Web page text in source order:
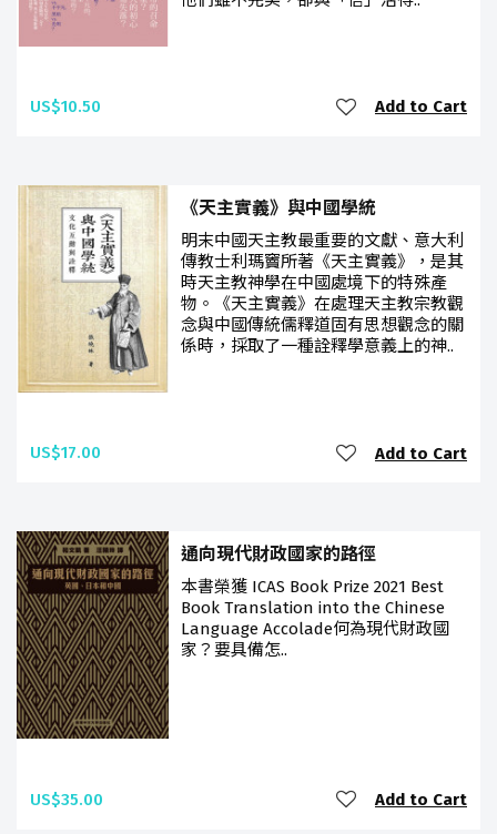
US$10.50 Add to Cart
《天主實義》與中國學統
明末中國天主教最重要的文獻、意大利
傳教士利瑪竇所著《天主實義》，是其
時天主教神學在中國處境下的特殊產
物。《天主實義》在處理天主教宗教觀
念與中國傳統儒釋道固有思想觀念的關
係時，採取了一種詮釋學意義上的神..
US$17.00 Add to Cart
通向現代財政國家的路徑
本書榮獲 ICAS Book Prize 2021 Best
Book Translation into the Chinese
Language Accolade何為現代財政國
家？要具備怎..
US$35.00 Add to Cart